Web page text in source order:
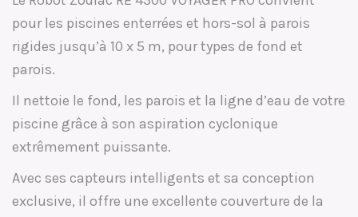
pour les piscines enterrées et hors-sol à parois
rigides jusqu’à 10 x 5 m, pour types de fond et
parois.
Il nettoie le fond, les parois et la ligne d’eau de votre
piscine grâce à son aspiration cyclonique
extrêmement puissante.
Avec ses capteurs intelligents et sa conception
exclusive, il offre une excellente couverture de la